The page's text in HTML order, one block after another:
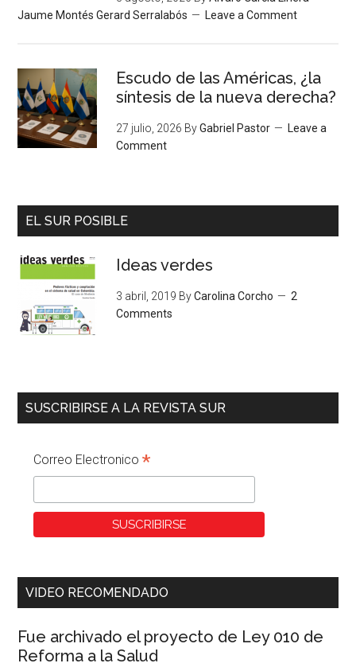
Jaume Montés Gerard Serralabós
Leave a Comment
Escudo de las Américas, ¿la
síntesis de la nueva derecha?
27 julio, 2026 ByGabriel Pastor
Leave a
Comment
EL SUR POSIBLE
Ideas verdes
3 abril, 2019 ByCarolina Corcho
2
Comments
SUSCRIBIRSE A LA REVISTA SUR
Correo Electronico*
VIDEO RECOMENDADO
Fue archivado el proyecto de Ley 010 de
Reforma a la Salud